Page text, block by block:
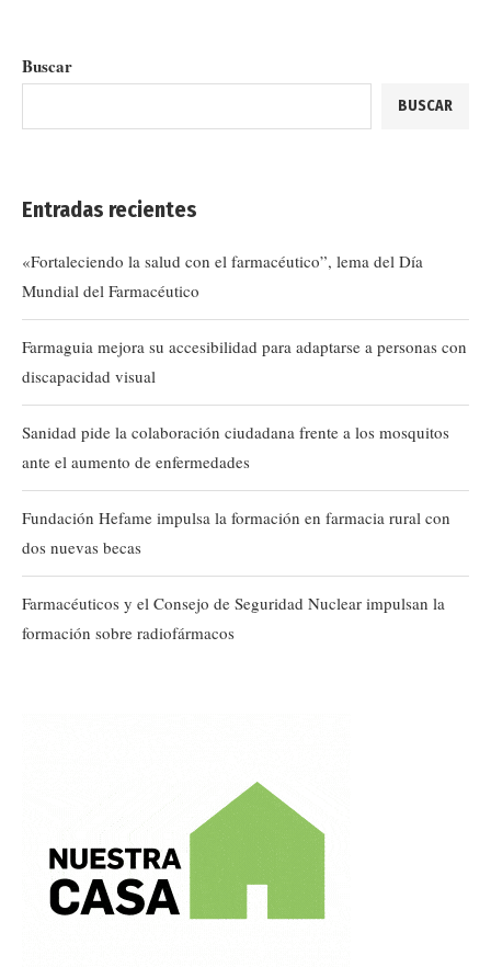
Buscar
BUSCAR
Entradas recientes
«Fortaleciendo la salud con el farmacéutico”, lema del Día
Mundial del Farmacéutico
Farmaguia mejora su accesibilidad para adaptarse a personas con
discapacidad visual
Sanidad pide la colaboración ciudadana frente a los mosquitos
ante el aumento de enfermedades
Fundación Hefame impulsa la formación en farmacia rural con
dos nuevas becas
Farmacéuticos y el Consejo de Seguridad Nuclear impulsan la
formación sobre radiofármacos